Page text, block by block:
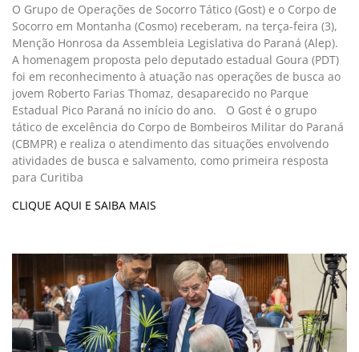
O Grupo de Operações de Socorro Tático (Gost) e o Corpo de
Socorro em Montanha (Cosmo) receberam, na terça-feira (3),
Menção Honrosa da Assembleia Legislativa do Paraná (Alep).
A homenagem proposta pelo deputado estadual Goura (PDT)
foi em reconhecimento à atuação nas operações de busca ao
jovem Roberto Farias Thomaz, desaparecido no Parque
Estadual Pico Paraná no início do ano. O Gost é o grupo
tático de excelência do Corpo de Bombeiros Militar do Paraná
(CBMPR) e realiza o atendimento das situações envolvendo
atividades de busca e salvamento, como primeira resposta
para Curitiba
CLIQUE AQUI E SAIBA MAIS